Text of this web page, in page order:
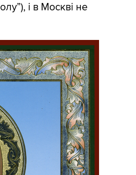
і в Москві не